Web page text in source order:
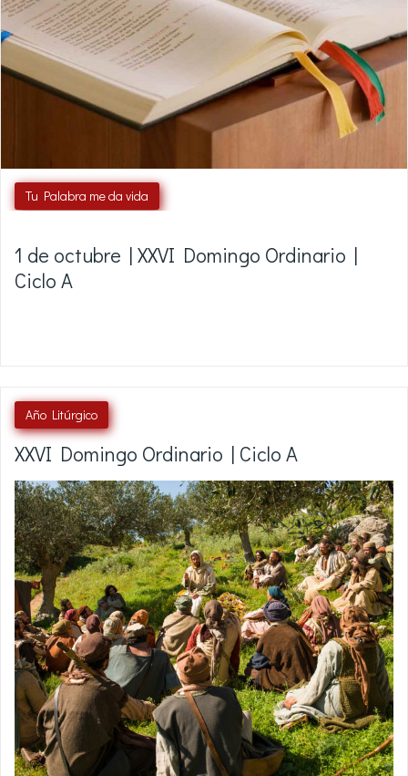
Tu Palabra me da vida
1 de octubre | XXVI Domingo Ordinario |
Ciclo A
Año Litúrgico
XXVI Domingo Ordinario | Ciclo A